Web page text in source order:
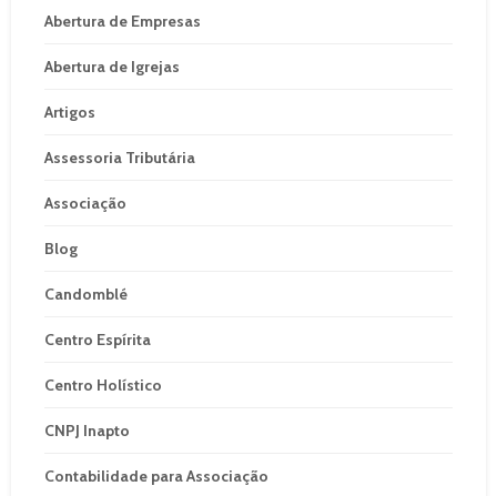
Abertura de Empresas
Abertura de Igrejas
Artigos
Assessoria Tributária
Associação
Blog
Candomblé
Centro Espírita
Centro Holístico
CNPJ Inapto
Contabilidade para Associação